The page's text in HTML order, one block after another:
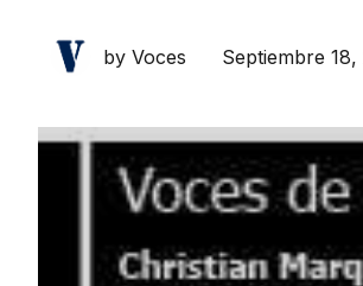
by Voces Septiembre 18,